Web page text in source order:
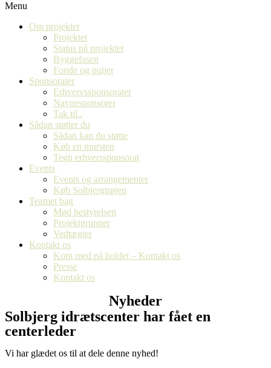
Menu
Om projektet
Projektet
Status på projektet
Byggefasen
Fonde og puljer
Sponsorater
Erhvervssponsorater
Navnesponsorer
Tak til..
Sådan støtter du
Sådan kan du støtte
Køb en mursten
Tegn erhverssponsorat
Events
Events og arrangementer
Køb Solbjergtrøjen
Teamet bag
Mød bestyrelsen
Projektgrupper
Vedtægter
Kontakt os
Kom med på holdet – Kontakt os
Presse
Kontakt os
Nyheder
Solbjerg idrætscenter har fået en
centerleder
Vi har glædet os til at dele denne nyhed!